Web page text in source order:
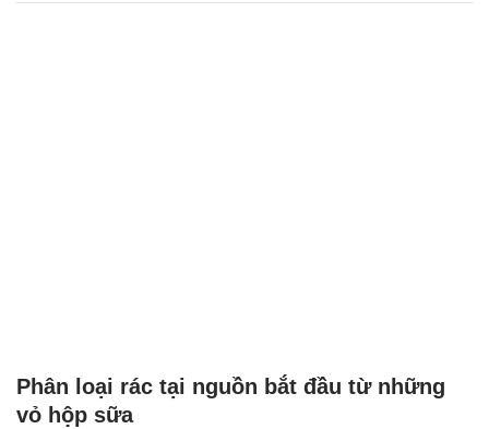
Phân loại rác tại nguồn bắt đầu từ những
vỏ hộp sữa